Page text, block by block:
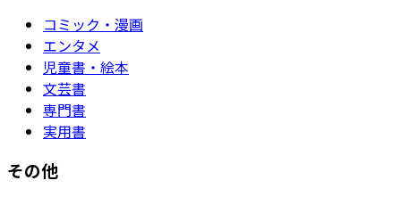
コミック・漫画
エンタメ
児童書・絵本
文芸書
専門書
実用書
その他